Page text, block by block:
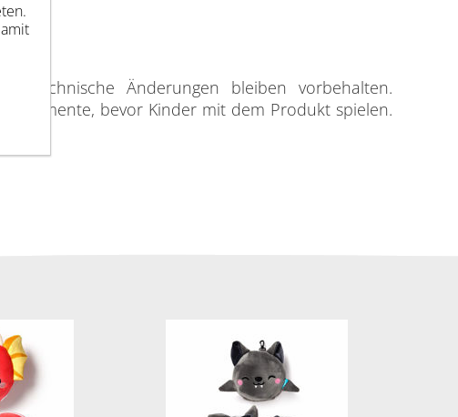
technische Änderungen bleiben vorbehalten.
bevor Kinder mit dem Produkt spielen.